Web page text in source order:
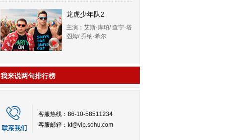
龙虎少年队2
主演：艾斯·库珀/ 查宁·塔
图姆/ 乔纳·希尔
我来说两句排行榜
客服热线：86-10-58511234
客服邮箱： kf@vip.sohu.com